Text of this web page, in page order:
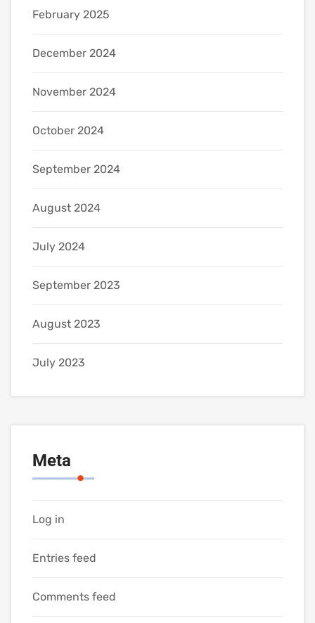
February 2025
December 2024
November 2024
October 2024
September 2024
August 2024
July 2024
September 2023
August 2023
July 2023
Meta
Log in
Entries feed
Comments feed